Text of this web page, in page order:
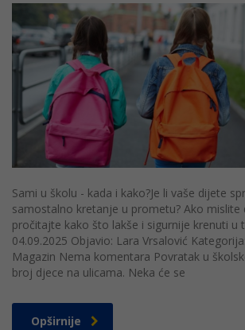
Sami u školu - kada i kako?Je li vaše dijete
samostalno kretanje u prometu? Ako mislite
pročitajte kako što lakše i sigurnije krenuti u
04.09.2025 Objavio: Lara Vrsalović
Magazin Nema komentara Povratak u
broj djece na ulicama. Neka će se
Opširnije